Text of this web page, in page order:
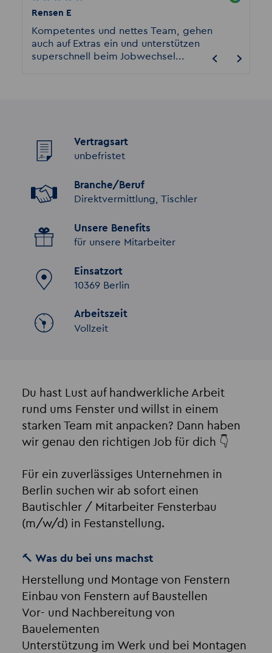
Rensen E
Kompetentes und nettes Team, gehen
auch auf Extras ein und unterstützen
superschnell beim Jobwechsel...
Vertragsart
unbefristet
Branche/Beruf
Direktvermittlung, Tischler
Unsere Benefits
für unsere Mitarbeiter
Einsatzort
10369 Berlin
Arbeitszeit
Vollzeit
Du hast Lust auf handwerkliche Arbeit
rund ums Fenster und willst in einem
starken Team mit anpacken? Dann haben
wir genau den richtigen Job für dich 👇
Für ein zuverlässiges Unternehmen in
Berlin suchen wir ab sofort einen
Bautischler / Mitarbeiter Fensterbau
(m/w/d) in Festanstellung.
🔨 Was du bei uns machst
Herstellung und Montage von Fenstern
Einbau von Fenstern auf Baustellen
Vor- und Nachbereitung von
Bauelementen
Unterstützung im Werk und bei Montagen